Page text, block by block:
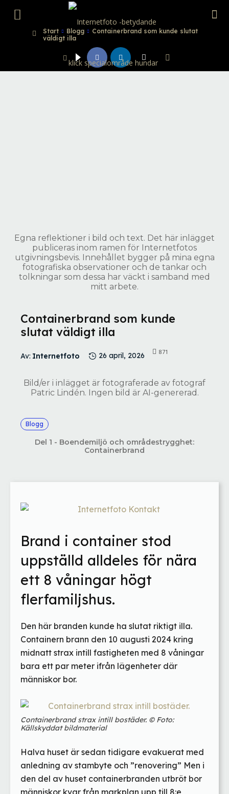
Internetfoto
Start Blogg
Containerbrand som kunde slutat
väldigt illa
Egna reflektioner i bild och text. Det här inlägget
publiceras inom ramen för Internetfotos
utgivningsbevis. Innehållet bygger på mina egna
fotografiska observationer och de tankar och
tolkningar som dessa har väckt i samband med
mitt arbete.
Containerbrand som kunde
slutat väldigt illa
Av: Internetfoto 26 april, 2026 871
Bild/er i inlägget är fotograferade av fotograf
Patric Lindén. Ingen bild är AI-genererad.
Blogg
Del 1 - Boendemiljö och områdestrygghet:
Containerbrand
Brand i container stod
uppställd alldeles för nära
ett 8 våningar högt
flerfamiljshus.
Den här branden kunde ha slutat riktigt illa.
Containern brann den 10 augusti 2024 kring
midnatt strax intill fastigheten med 8 våningar
bara ett par meter ifrån lägenheter där
människor bor.
Containerbrand strax intill bostäder. © Foto:
Källskyddat bildmaterial
Halva huset är sedan tidigare evakuerat med
anledning av stambyte och ”renovering” Men i
den del av huset containerbranden utbröt bor
människor kvar från markplan upp till 8:e